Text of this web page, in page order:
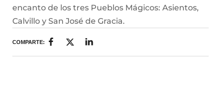
encanto de los tres Pueblos Mágicos: Asientos,
Calvillo y San José de Gracia.
COMPARTE: